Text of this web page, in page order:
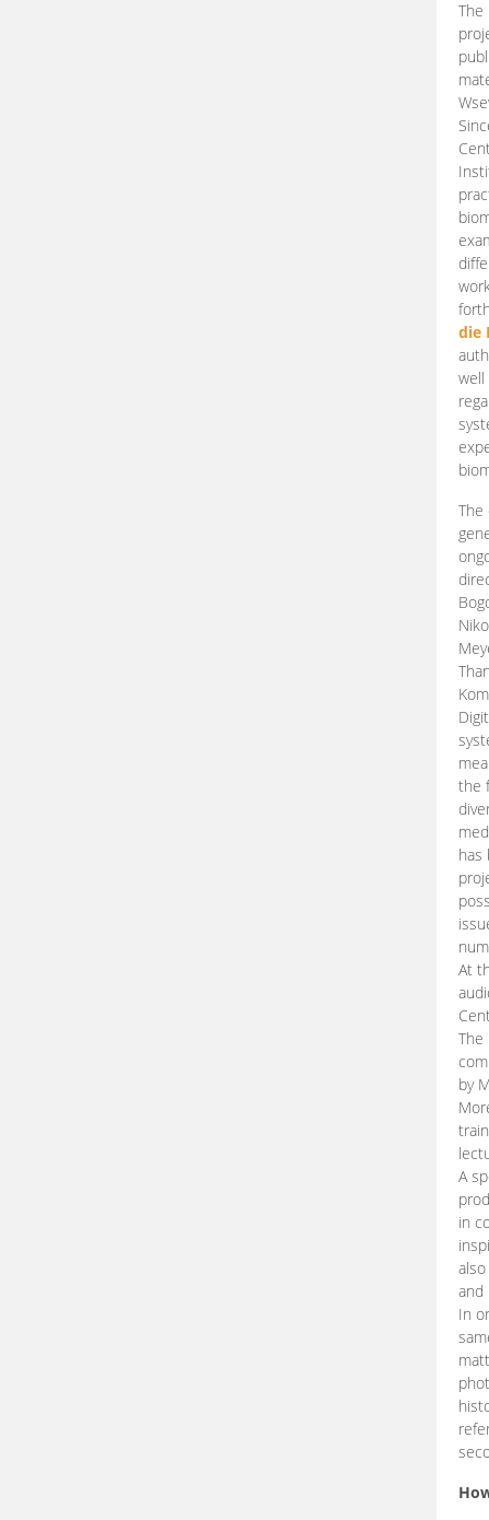
die
well
The
the
has
At
The
by
A
in
and
In